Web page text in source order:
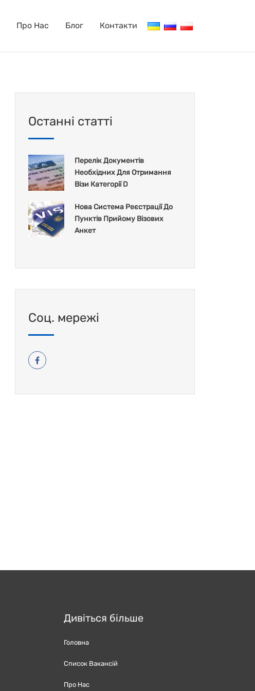
Про Нас Блог Контакти
Останні статті
Перелік Документів
Необхідних Для Отримання
Візи Категорії D
Нова Система Реєстрації До
Пунктів Прийому Візових
Анкет
Соц. мережі
Дивіться більше
Головна
Список Вакансій
Про Нас